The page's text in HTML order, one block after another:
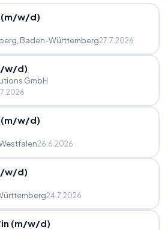
/w/d)
, Baden-Württemberg27.7.2026
/w/d)
GmbH
/w/d)
26.6.2026
/w/d)
24.7.2026
in (m/w/d)